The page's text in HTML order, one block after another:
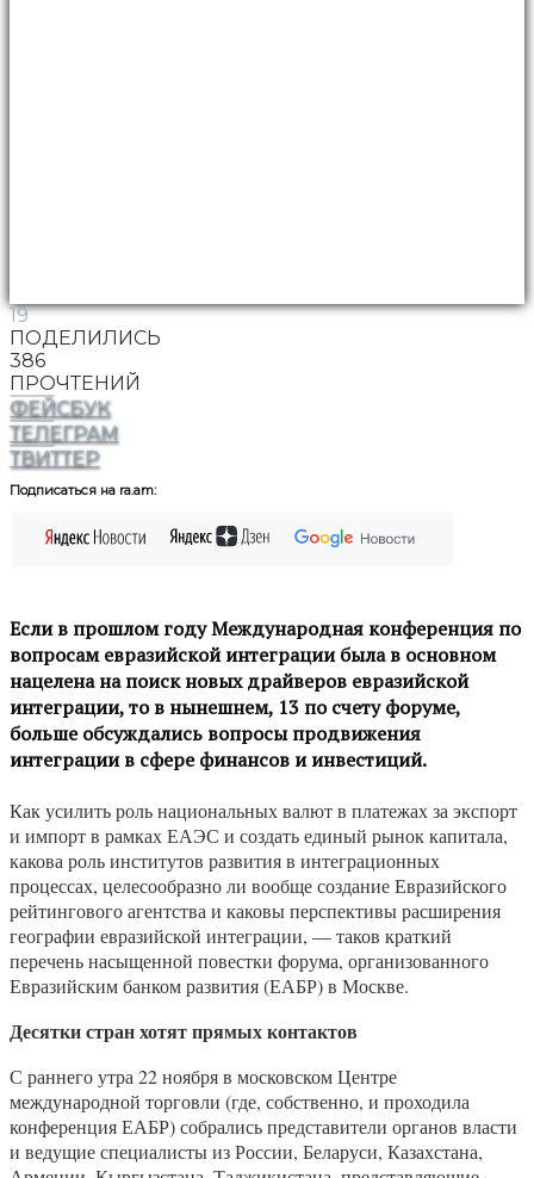
19
ПОДЕЛИЛИСЬ
386
ПРОЧТЕНИЙ
ФЕЙСБУК
ТЕЛЕГРАМ
ТВИТТЕР
Подписаться на ra.am:
Если в прошлом году Международная конференция по
вопросам евразийской интеграции была в основном
нацелена на поиск новых драйверов евразийской
интеграции, то в нынешнем, 13 по счету форуме,
больше обсуждались вопросы продвижения
интеграции в сфере финансов и инвестиций.
Как усилить роль национальных валют в платежах за экспорт
и импорт в рамках ЕАЭС и создать единый рынок капитала,
какова роль институтов развития в интеграционных
процессах, целесообразно ли вообще создание Евразийского
рейтингового агентства и каковы перспективы расширения
географии евразийской интеграции, — таков краткий
перечень насыщенной повестки форума, организованного
Евразийским банком развития (ЕАБР) в Москве.
Десятки стран хотят прямых контактов
С раннего утра 22 ноября в московском Центре
международной торговли (где, собственно, и проходила
конференция ЕАБР) собрались представители органов власти
и ведущие специалисты из России, Беларуси, Казахстана,